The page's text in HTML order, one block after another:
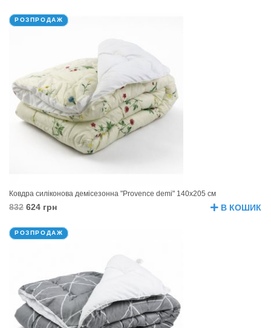
РОЗПРОДАЖ
Ковдра силіконова демісезонна "Provence demi" 140х205 см
832 624 грн В КОШИК
РОЗПРОДАЖ